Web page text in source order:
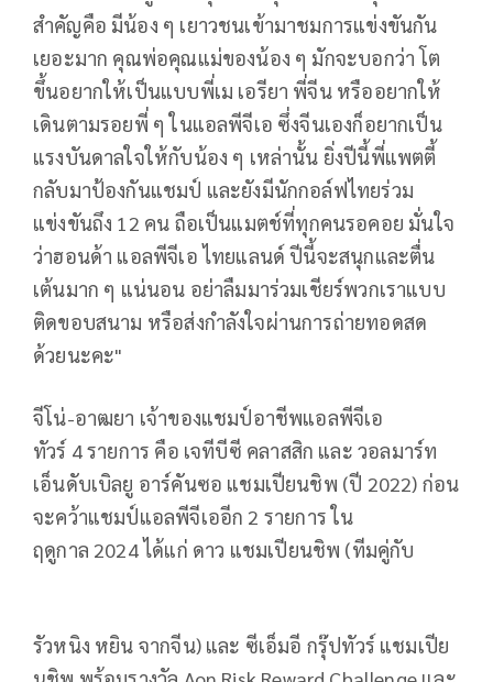
สำคัญคือ มีน้อง ๆ เยาวชนเข้ามาชมการแข่งขันกัน
เยอะมาก คุณพ่อคุณแม่ของน้อง ๆ มักจะบอกว่า โต
ขึ้นอยากให้เป็นแบบพี่เม เอรียา พี่จีน หรืออยากให้
เดินตามรอยพี่ ๆ ในแอลพีจีเอ ซึ่งจีนเองก็อยากเป็น
แรงบันดาลใจให้กับน้อง ๆ เหล่านั้น ยิ่งปีนี้พี่แพตตี้
กลับมาป้องกันแชมป์ และยังมีนักกอล์ฟไทยร่วม
แข่งขันถึง 12 คน ถือเป็นแมตช์ที่ทุกคนรอคอย มั่นใจ
ว่าฮอนด้า แอลพีจีเอ ไทยแลนด์ ปีนี้จะสนุกและตื่น
เต้นมาก ๆ แน่นอน อย่าลืมมาร่วมเชียร์พวกเราแบบ
ติดขอบสนาม หรือส่งกำลังใจผ่านการถ่ายทอดสด
ด้วยนะคะ"
จีโน่-อาฒยา เจ้าของแชมป์อาชีพแอลพีจีเอ
ทัวร์ 4รายการ คือ เจทีบีซี คลาสสิก และ วอลมาร์ท
เอ็นดับเบิลยู อาร์คันซอ แชมเปียนชิพ (ปี 2022) ก่อน
จะคว้าแชมป์แอลพีจีเออีก 2 รายการ ใน
ฤดูกาล 2024ได้แก่ ดาว แชมเปียนชิพ (ทีมคู่กับ
รัวหนิง หยิน จากจีน) และ ซีเอ็มอี กรุ๊ปทัวร์ แชมเปีย